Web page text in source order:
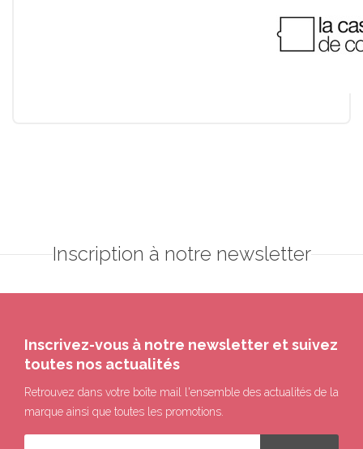
Inscription à notre newsletter
Inscrivez-vous à notre newsletter et suivez
toutes nos actualités
Retrouvez dans votre boîte mail l'ensemble des actualités de la
marque ainsi que toutes les promotions.